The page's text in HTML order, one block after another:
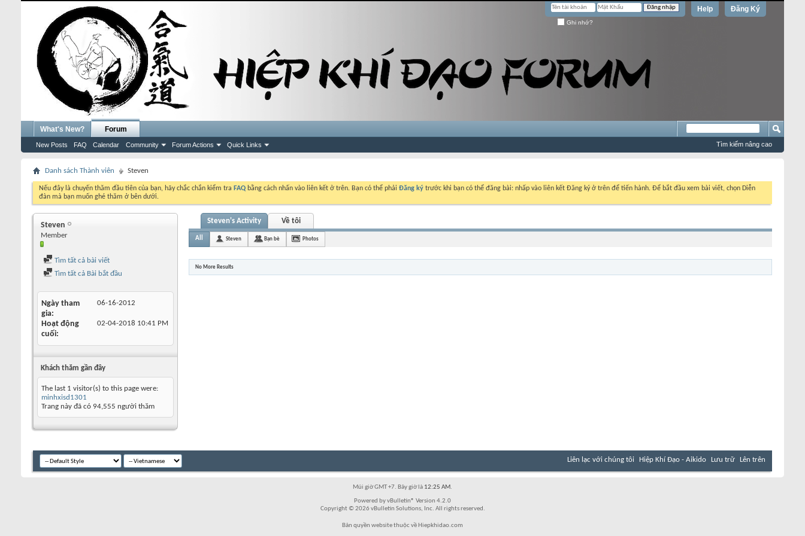
Đăng Ký
Help
Ghi nhớ?
What's New? Forum
New Posts FAQ Calendar Community Forum Actions Quick Links Tìm kiếm nâng cao
Danh sách Thành viên Steven
Nếu đây là chuyến thăm đầu tiên của bạn, hãy chắc chắn kiểm tra FAQ bằng cách nhấn vào liên kết ở trên. Bạn có thể phải Đăng ký trước khi bạn có thể đăng bài: nhấp vào liên kết Đăng ký ở trên để tiến hành. Để bắt đầu xem bài viết, chọn Diễn
đàn mà bạn muốn ghé thăm ở bên dưới.
Steven
Member
Tìm tất cả bài viết
Tìm tất cả Bài bắt đầu
Ngày tham
gia
06-16-2012
Hoạt động
cuối
02-04-2018 10:41 PM
Khách thăm gần đây
The last 1 visitor(s) to this page were:
minhxisd1301
Trang này đã có 94,555 người thăm
Steven's Activity Về tôi
All Steven Bạn bè Photos
No More Results
Liên lạc với chúng tôi Hiệp Khí Đạo - Aikido Lưu trữ Lên trên
Múi giờ GMT +7. Bây giờ là 12:25 AM.
Powered by vBulletin® Version 4.2.0
Copyright © 2026 vBulletin Solutions, Inc. All rights reserved.
Bản quyền website thuộc về Hiepkhidao.com